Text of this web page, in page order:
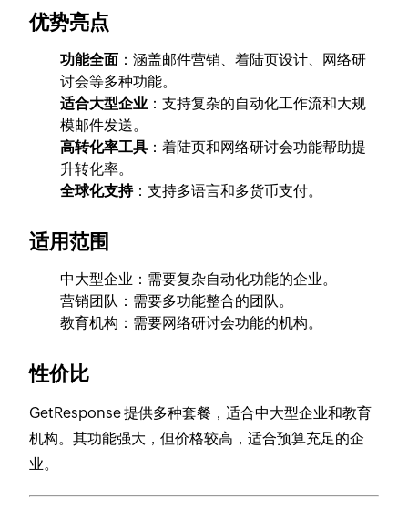
优势亮点
功能全面 ：涵盖邮件营销、着陆页设计、网络研
讨会等多种功能。
适合大型企业 ：支持复杂的自动化工作流和大规
模邮件发送。
高转化率工具 ：着陆页和网络研讨会功能帮助提
升转化率。
全球化支持：支持多语言和多货币支付。
适用范围
中大型企业：需要复杂自动化功能的企业。
营销团队：需要多功能整合的团队。
教育机构：需要网络研讨会功能的机构。
性价比
GetResponse 提供多种套餐，适合中大型企业和教育
机构。其功能强大，但价格较高，适合预算充足的企
业。